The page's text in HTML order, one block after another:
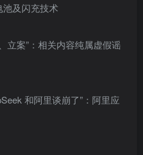
及闪充技术
立案”：相关内容纯属虚假谣
和阿里谈崩了”：阿里应